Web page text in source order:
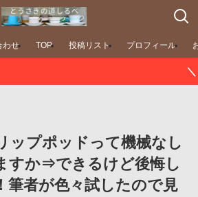
わせ TOP 投稿リスト プロフィール
＼ ポイント最大11
ップポッドって機械なし
すか⇒できるけど後悔し
筆者が色々試したので見